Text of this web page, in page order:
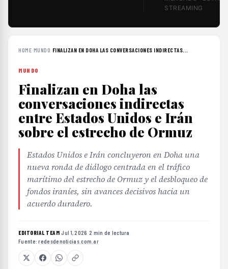
STREAMING
HOME›MUNDO› FINALIZAN EN DOHA LAS CONVERSACIONES INDIRECTAS...
MUNDO
Finalizan en Doha las
conversaciones indirectas
entre Estados Unidos e Irán
sobre el estrecho de Ormuz
Estados Unidos e Irán concluyeron en Doha una
nueva ronda de diálogo centrada en el tráfico
marítimo del estrecho de Ormuz y el desbloqueo de
fondos iraníes, sin avances decisivos hacia un
acuerdo duradero.
EDITORIAL TEAM·Jul 1, 2026 ·2 min de lectura ·
Fuente:redesdenoticias.com.ar